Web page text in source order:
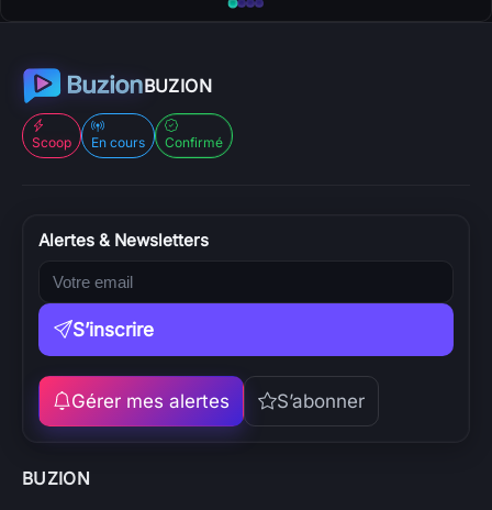
Aller à Sac à dos
Aller à Coque iPhone 14
Aller à Sac de sport 50 L
Aller à Gourde de sport
BUZION
Scoop En cours Confirmé
Alertes & Newsletters
S’inscrire
Gérer mes alertes S’abonner
BUZION